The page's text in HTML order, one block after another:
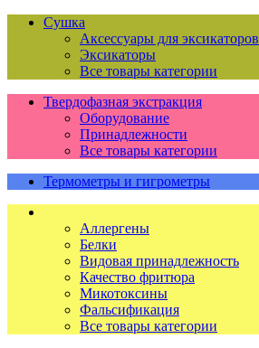
Сушка
Аксессуары для эксикаторов
Эксикаторы
Все товары категории
Твердофазная экстракция
Оборудование
Принадлежности
Все товары категории
Термометры и гигрометры
Аллергены
Белки
Видовая принадлежность
Качество фритюра
Микотоксины
Фальсификация
Все товары категории